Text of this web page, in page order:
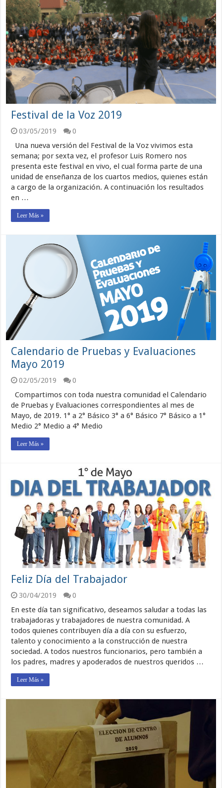
Festival de la Voz 2019
03/05/2019
0
Una nueva versión del Festival de la Voz vivimos esta
semana; por sexta vez, el profesor Luis Romero nos
presenta este festival en vivo, el cual forma parte de una
unidad de enseñanza de los cuartos medios, quienes están
a cargo de la organización. A continuación los resultados
en …
Leer Más »
Calendario de Pruebas y Evaluaciones
Mayo 2019
02/05/2019
0
Compartimos con toda nuestra comunidad el Calendario
de Pruebas y Evaluaciones correspondientes al mes de
Mayo, de 2019. 1° a 2° Básico 3° a 6° Básico 7° Básico a 1°
Medio 2° Medio a 4° Medio
Leer Más »
Feliz Día del Trabajador
30/04/2019
0
En este día tan significativo, deseamos saludar a todas las
trabajadoras y trabajadores de nuestra comunidad. A
todos quienes contribuyen día a día con su esfuerzo,
talento y conocimiento a la construcción de nuestra
sociedad. A todos nuestros funcionarios, pero también a
los padres, madres y apoderados de nuestros queridos …
Leer Más »